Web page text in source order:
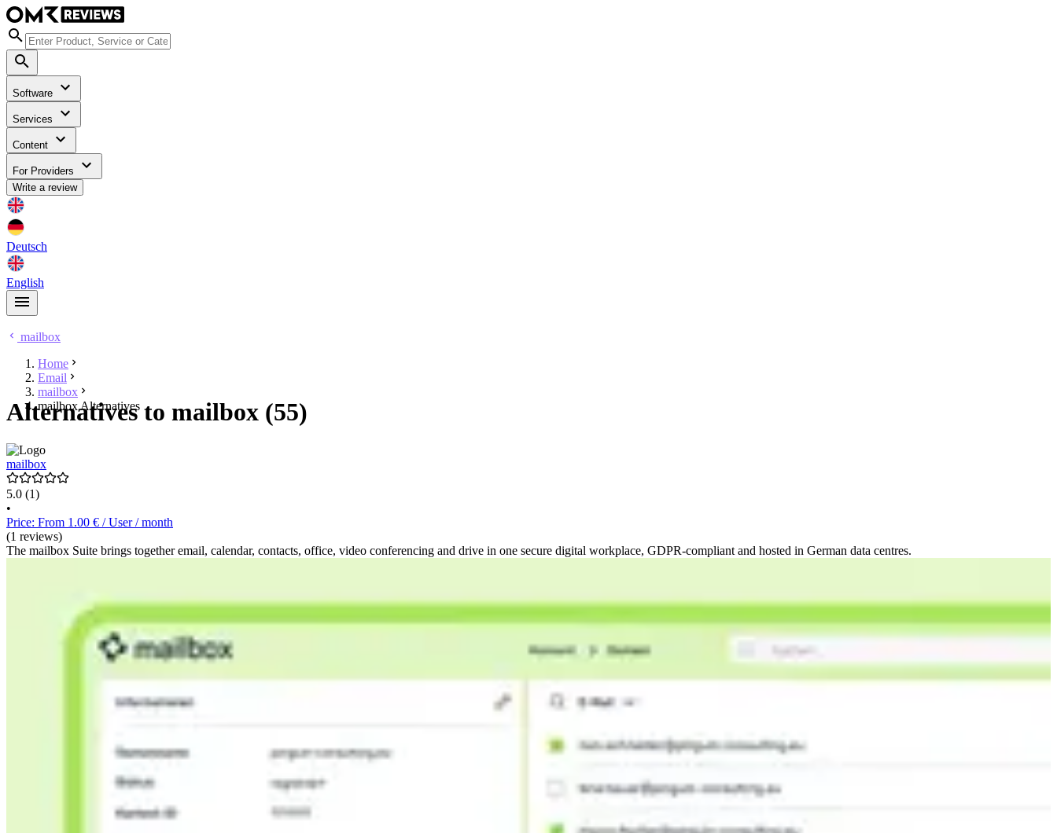
Software
Services
Content
For Providers
Write a review
Deutsch
English
mailbox
Home
Email
mailbox
mailbox Alternatives
Alternatives to mailbox (55)
mailbox
5.0 (1)
•
Price: From 1.00 € / User / month
(1 reviews)
The mailbox Suite brings together email, calendar, contacts, office, video conferencing and drive in one secure digital workplace, GDPR-compliant and hosted in German data centres.